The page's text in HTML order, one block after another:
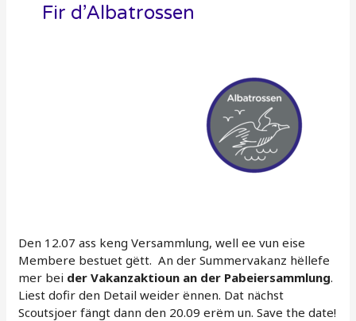
Fir d’Albatrossen
Den 12.07 ass keng Versammlung, well ee vun eise
Membere bestuet gëtt. An der Summervakanz hëllefe
mer bei der Vakanzaktioun an der Pabeiersammlung.
Liest dofir den Detail weider ënnen. Dat nächst
Scoutsjoer fängt dann den 20.09 erëm un. Save the date!